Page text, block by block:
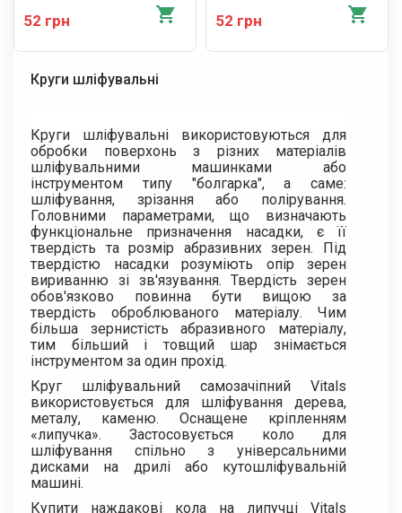
52 грн 52 грн
Круги шліфувальні
Круги шліфувальні використовуються для
обробки поверхонь з різних матеріалів
шліфувальними машинками або
інструментом типу "болгарка", а саме:
шліфування, зрізання або полірування.
Головними параметрами, що визначають
функціональне призначення насадки, є її
твердість та розмір абразивних зерен. Під
твердістю насадки розуміють опір зерен
вириванню зі зв'язування. Твердість зерен
обов'язково повинна бути вищою за
твердість оброблюваного матеріалу. Чим
більша зернистість абразивного матеріалу,
тим більший і товщий шар знімається
інструментом за один прохід.
Круг шліфувальний самозачіпний Vitals
використовується для шліфування дерева,
металу, каменю. Оснащене кріпленням
«липучка». Застосовується коло для
шліфування спільно з універсальними
дисками на дрилі або кутошліфувальній
машині.
Купити наждакові кола на липучці Vitals